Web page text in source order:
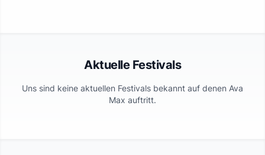
Aktuelle Festivals
Uns sind keine aktuellen Festivals bekannt auf denen Ava
Max auftritt.